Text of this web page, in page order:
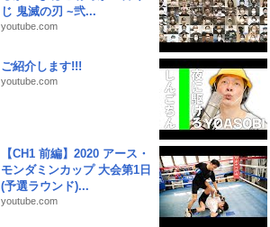
じ 鬼滅の刃 ~弐...
youtube.com
ご紹介します!!!
youtube.com
【CH1 前編】2020 アース・
モンダミンカップ 大会第1日
(予選ラウンド)...
youtube.com